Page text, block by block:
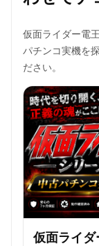
仮面ライダー電
パチンコ実機を
ださい。
仮面ライ